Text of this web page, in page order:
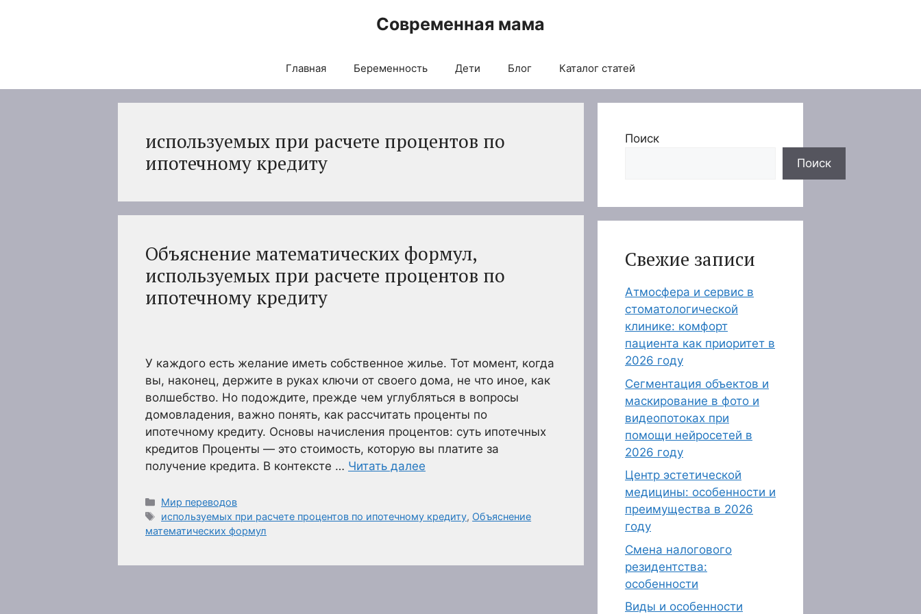
Современная мама
Главная Беременность Дети Блог Каталог статей
используемых при расчете процентов по
ипотечному кредиту
Объяснение математических формул,
используемых при расчете процентов по
ипотечному кредиту
У каждого есть желание иметь собственное жилье. Тот момент, когда
вы, наконец, держите в руках ключи от своего дома, не что иное, как
волшебство. Но подождите, прежде чем углубляться в вопросы
домовладения, важно понять, как рассчитать проценты по
ипотечному кредиту. Основы начисления процентов: суть ипотечных
кредитов Проценты — это стоимость, которую вы платите за
получение кредита. В контексте … Читать далее
Рубрики
Мир переводов
Метки
используемых при расчете процентов по ипотечному кредиту, Объяснение
математических формул
Поиск
Поиск
Свежие записи
Атмосфера и сервис в
стоматологической
клинике: комфорт
пациента как приоритет в
2026 году
Сегментация объектов и
маскирование в фото и
видеопотоках при
помощи нейросетей в
2026 году
Центр эстетической
медицины: особенности и
преимущества в 2026
году
Смена налогового
резидентства:
особенности
Виды и особенности